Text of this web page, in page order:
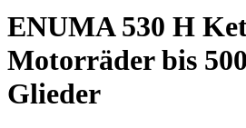
ENUMA 530 H
Motorräder bis
Glieder